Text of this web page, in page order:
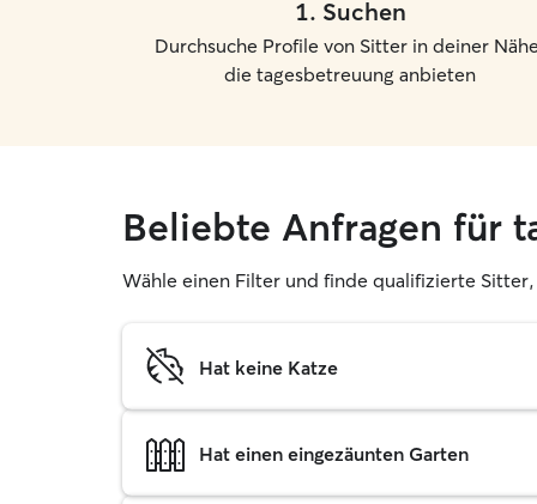
1. Suchen
Durchsuche Profile von Sitter in deiner
die tagesbetreuung anbieten
Beliebte Anfragen für
Wähle einen Filter und finde qualifizierte
Hat keine Katze
Hat einen eingezäunten Garten